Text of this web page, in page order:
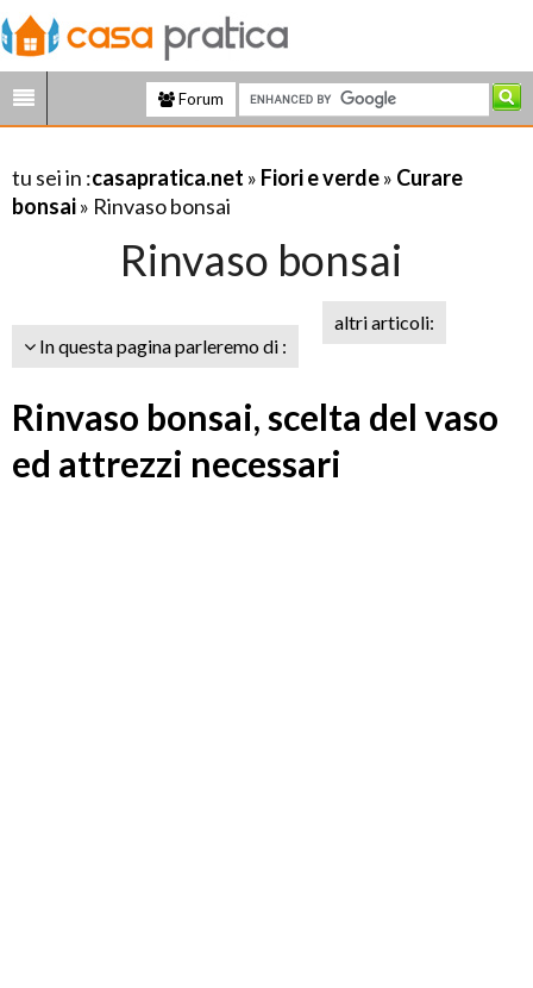
Forum
tu sei in :casapratica.net » Fiori e verde» Curare
bonsai» Rinvaso bonsai
Rinvaso bonsai
In questa pagina parleremo di :
altri articoli:
Rinvaso bonsai, scelta del vaso
ed attrezzi necessari